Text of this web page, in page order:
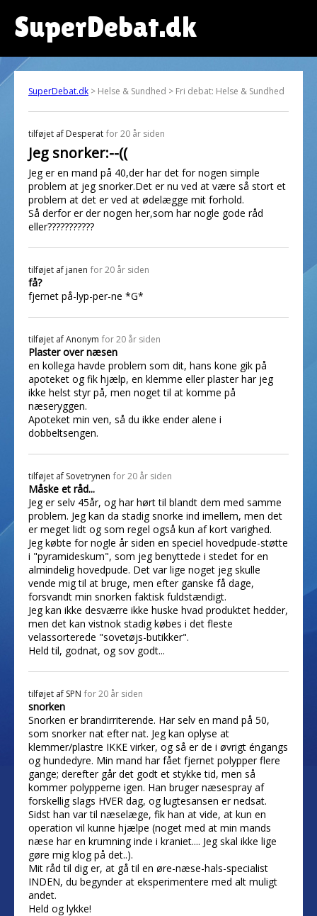
SuperDebat.dk
SuperDebat.dk > Helse & Sundhed > Fri debat: Helse & Sundhed
tilføjet af Desperat for 20 år siden
Jeg snorker:--((
Jeg er en mand på 40,der har det for nogen simple
problem at jeg snorker.Det er nu ved at være så stort et
problem at det er ved at ødelægge mit forhold.
Så derfor er der nogen her,som har nogle gode råd
eller???????????
tilføjet af janen for 20 år siden
få?
fjernet på-lyp-per-ne *G*
tilføjet afAnonym for 20 år siden
Plaster over næsen
en kollega havde problem som dit, hans kone gik på
apoteket og fik hjælp, en klemme eller plaster har jeg
ikke helst styr på, men noget til at komme på
næseryggen.
Apoteket min ven, så du ikke ender alene i
dobbeltsengen.
tilføjet af Sovetrynen for 20 år siden
Måske et råd...
Jeg er selv 45år, og har hørt til blandt dem med samme
problem. Jeg kan da stadig snorke ind imellem, men det
er meget lidt og som regel også kun af kort varighed.
Jeg købte for nogle år siden en speciel hovedpude-støtte
i "pyramideskum", som jeg benyttede i stedet for en
almindelig hovedpude. Det var lige noget jeg skulle
vende mig til at bruge, men efter ganske få dage,
forsvandt min snorken faktisk fuldstændigt.
Jeg kan ikke desværre ikke huske hvad produktet hedder,
men det kan vistnok stadig købes i det fleste
velassorterede "sovetøjs-butikker".
Held til, godnat, og sov godt...
tilføjet af SPN for 20 år siden
snorken
Snorken er brandirriterende. Har selv en mand på 50,
som snorker nat efter nat. Jeg kan oplyse at
klemmer/plastre IKKE virker, og så er de i øvrigt éngangs
og hundedyre. Min mand har fået fjernet polypper flere
gange; derefter går det godt et stykke tid, men så
kommer polypperne igen. Han bruger næsespray af
forskellig slags HVER dag, og lugtesansen er nedsat.
Sidst han var til næselæge, fik han at vide, at kun en
operation vil kunne hjælpe (noget med at min mands
næse har en krumning inde i kraniet.... Jeg skal ikke lige
gøre mig klog på det..).
Mit råd til dig er, at gå til en øre-næse-hals-specialist
INDEN, du begynder at eksperimentere med alt muligt
andet.
Held og lykke!